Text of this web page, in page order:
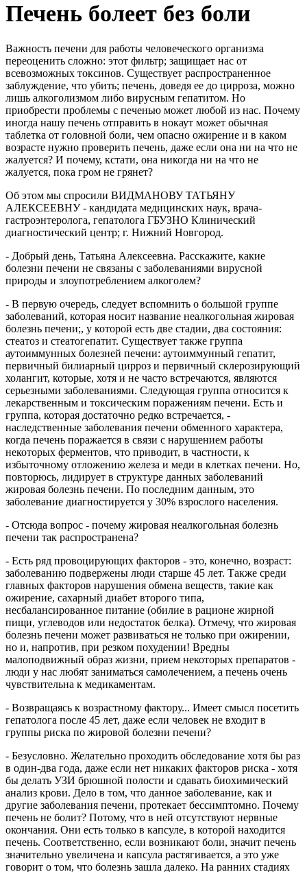
Печень болеет без боли
Важность печени для работы человеческого организма
переоценить сложно: этот фильтр; защищает нас от
всевозможных токсинов. Существует распространенное
заблуждение, что убить; печень, доведя ее до цирроза, можно
лишь алкоголизмом либо вирусным гепатитом. Но
приобрести проблемы с печенью может любой из нас. Почему
иногда нашу печень отправить в нокаут может обычная
таблетка от головной боли, чем опасно ожирение и в каком
возрасте нужно проверить печень, даже если она ни на что не
жалуется? И почему, кстати, она никогда ни на что не
жалуется, пока гром не грянет?
Об этом мы спросили ВИДМАНОВУ ТАТЬЯНУ
АЛЕКСЕЕВНУ - кандидата медицинских наук, врача-
гастроэнтеролога, гепатолога ГБУЗНО Клинический
диагностический центр; г. Нижний Новгород.
- Добрый день, Татьяна Алексеевна. Расскажите, какие
болезни печени не связаны с заболеваниями вирусной
природы и злоупотреблением алкоголем?
- В первую очередь, следует вспомнить о большой группе
заболеваний, которая носит название неалкогольная жировая
болезнь печени;, у которой есть две стадии, два состояния:
стеатоз и стеатогепатит. Существует также группа
аутоиммунных болезней печени: аутоиммунный гепатит,
первичный билиарный цирроз и первичный склерозирующий
холангит, которые, хотя и не часто встречаются, являются
серьезными заболеваниями. Следующая группа относится к
лекарственным и токсическим поражениям печени. Есть и
группа, которая достаточно редко встречается, -
наследственные заболевания печени обменного характера,
когда печень поражается в связи с нарушением работы
некоторых ферментов, что приводит, в частности, к
избыточному отложению железа и меди в клетках печени. Но,
повторюсь, лидирует в структуре данных заболеваний
жировая болезнь печени. По последним данным, это
заболевание диагностируется у 30% взрослого населения.
- Отсюда вопрос - почему жировая неалкогольная болезнь
печени так распространена?
- Есть ряд провоцирующих факторов - это, конечно, возраст:
заболеванию подвержены люди старше 45 лет. Также среди
главных факторов нарушения обмена веществ, такие как
ожирение, сахарный диабет второго типа,
несбалансированное питание (обилие в рационе жирной
пищи, углеводов или недостаток белка). Отмечу, что жировая
болезнь печени может развиваться не только при ожирении,
но и, напротив, при резком похудении! Вредны
малоподвижный образ жизни, прием некоторых препаратов -
люди у нас любят заниматься самолечением, а печень очень
чувствительна к медикаментам.
- Возвращаясь к возрастному фактору... Имеет смысл посетить
гепатолога после 45 лет, даже если человек не входит в
группы риска по жировой болезни печени?
- Безусловно. Желательно проходить обследование хотя бы раз
в один-два года, даже если нет никаких факторов риска - хотя
бы делать УЗИ брюшной полости и сдавать биохимический
анализ крови. Дело в том, что данное заболевание, как и
другие заболевания печени, протекает бессимптомно. Почему
печень не болит? Потому, что в ней отсутствуют нервные
окончания. Они есть только в капсуле, в которой находится
печень. Соответственно, если возникают боли, значит печень
значительно увеличена и капсула растягивается, а это уже
говорит о том, что болезнь зашла далеко. На ранних стадиях